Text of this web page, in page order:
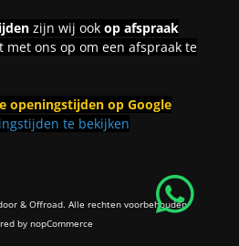
zijn wij ook op afspraak
met ons op om een afspraak te
openingstijden op Google
te bekijken
& Offroad. Alle rechten voorbehouden
by nopCommerce